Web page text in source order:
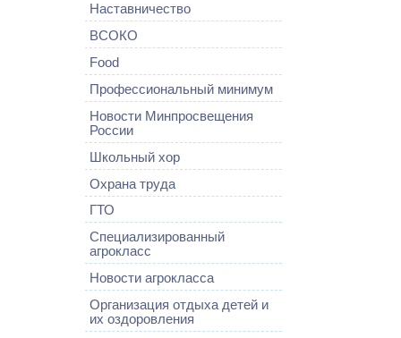
Наставничество
ВСОКО
Food
Профессиональный минимум
Новости Минпросвещения
России
Школьный хор
Охрана труда
ГТО
Специализированный
агрокласс
Новости агрокласса
Организация отдыха детей и
их оздоровления